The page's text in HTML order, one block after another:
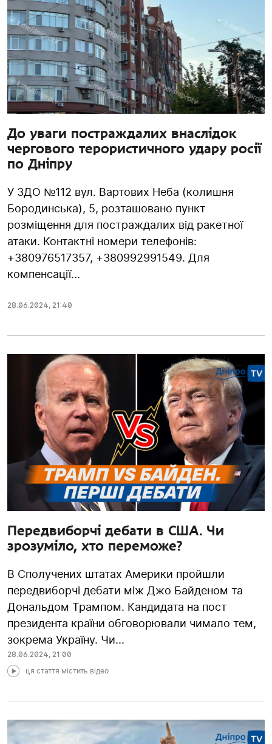
До уваги постраждалих внаслідок
чергового терористичного удару росії
по Дніпру
У ЗДО №112 вул. Вартових Неба (колишня
Бородинська), 5, розташовано пункт
розміщення для постраждалих від ракетної
атаки. Контактні номери телефонів:
+380976517357, +380992991549. Для
компенсації...
28.06.2024, 21:40
Передвиборчі дебати в США. Чи
зрозуміло, хто переможе?
В Сполучених штатах Америки пройшли
передвиборчі дебати між Джо Байденом та
Дональдом Трампом. Кандидата на пост
президента країни обговорювали чимало тем,
зокрема Україну. Чи...
28.06.2024, 21:00
ця стаття містить відео